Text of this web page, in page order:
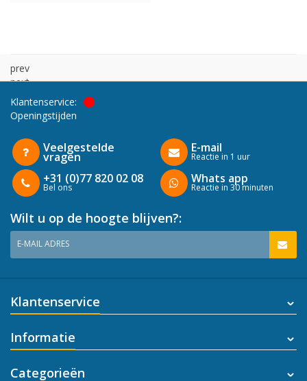
prev
next
Klantenservice:
Openingstijden
Veelgestelde
vragen
+31 (0)77 820 02 08
Bel ons
E-mail
Reactie in 1 uur
Whats app
Reactie in 30 minuten
Wilt u op de hoogte blijven?:
E-MAIL ADRES
Klantenservice
Informatie
Categorieën